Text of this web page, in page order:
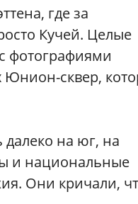
где за
Кучей. Целые
фотографиями
Юнион-сквер,
далеко на юг, на
и национальные
Они кричали,